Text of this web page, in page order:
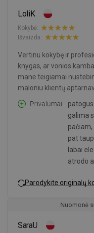
LoliK
Kokybė:
Išvaizda:
Vertinu kokybę ir
knygas, ar vonios
mane teigiamai
maloniu klientų
Privalumai
galima
pačiam,
pat
labai
atrodo
Parodykite originalų
Nuomonė
SaraU